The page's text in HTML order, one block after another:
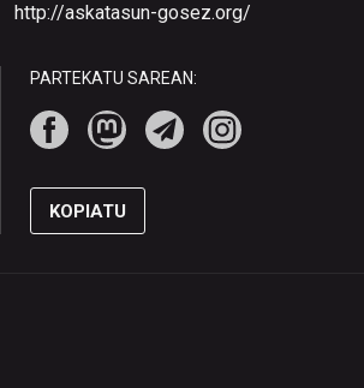
http://askatasun-gosez.org/
PARTEKATU SAREAN:
KOPIATU